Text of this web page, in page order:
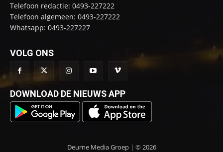
Telefoon redactie: 0493-227222
Telefoon algemeen: 0493-227222
Whatsapp: 0493-227227
VOLG ONS
DOWNLOAD DE NIEUWS APP
Deurne Media Groep | © 2026